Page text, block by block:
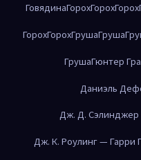
ГовядинаГорохГорохГорох
ГорохГорохГрушаГруша
ГрушаГюнтер
Даниэль
Дж. Д. Сэлинджер
Дж. К. Роулинг — Гарри